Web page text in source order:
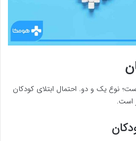
نوع یک و دو. احتمال ابتلای کودکان